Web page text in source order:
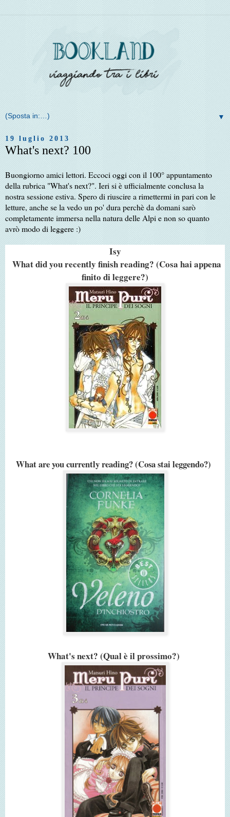
▼
19 luglio 2013
What's next? 100
Buongiorno amici lettori. Eccoci oggi con il 100° appuntamento
della rubrica "What's next?". Ieri si è ufficialmente conclusa la
nostra sessione estiva. Spero di riuscire a rimettermi in pari con le
letture, anche se la vedo un po' dura perchè da domani sarò
completamente immersa nella natura delle Alpi e non so quanto
avrò modo di leggere :)
Isy
What did you recently finish reading? (Cosa hai appena
finito di leggere?)
What are you currently reading? (Cosa stai leggendo?)
What's next? (Qual è il prossimo?)